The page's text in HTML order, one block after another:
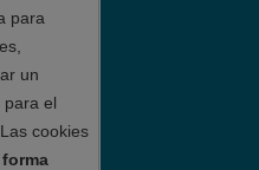
para
un
para el
cookies